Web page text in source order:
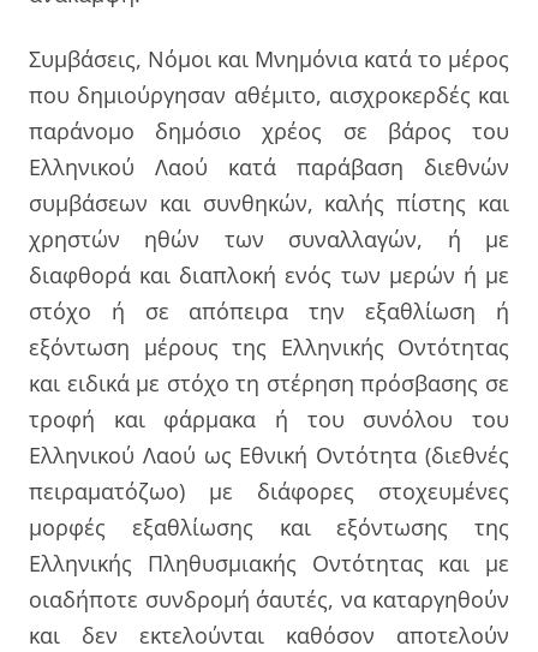
Συμβάσεις, Νόμοι και Μνημόνια κατά το μέρος
που δημιούργησαν αθέμιτο, αισχροκερδές και
παράνομο δημόσιο χρέος σε βάρος του
Ελληνικού Λαού κατά παράβαση διεθνών
συμβάσεων και συνθηκών, καλής πίστης και
χρηστών ηθών των συναλλαγών, ή με
διαφθορά και διαπλοκή ενός των μερών ή με
στόχο ή σε απόπειρα την εξαθλίωση ή
εξόντωση μέρους της Ελληνικής Οντότητας
και ειδικά με στόχο τη στέρηση πρόσβασης σε
τροφή και φάρμακα ή του συνόλου του
Ελληνικού Λαού ως Εθνική Οντότητα (διεθνές
πειραματόζωο) με διάφορες στοχευμένες
μορφές εξαθλίωσης και εξόντωσης της
Ελληνικής Πληθυσμιακής Οντότητας και με
οιαδήποτε συνδρομή σ΄αυτές, να καταργηθούν
και δεν εκτελούνται καθόσον αποτελούν